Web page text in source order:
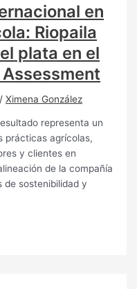
en
Riopaila
plata en el
/Ximena González
representa un
prácticas agrícolas,
y clientes en
de la compañía
de sostenibilidad y